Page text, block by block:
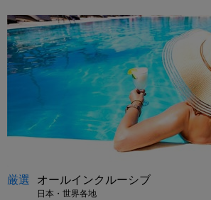
厳選 オールインクルーシブ
日本・世界各地